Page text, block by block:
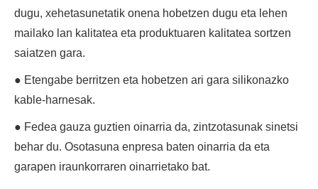
dugu, xehetasunetatik onena hobetzen dugu eta lehen
mailako lan kalitatea eta produktuaren kalitatea sortzen
saiatzen gara.
● Etengabe berritzen eta hobetzen ari gara silikonazko
kable-harnesak.
● Fedea gauza guztien oinarria da, zintzotasunak sinetsi
behar du. Osotasuna enpresa baten oinarria da eta
garapen iraunkorraren oinarrietako bat.